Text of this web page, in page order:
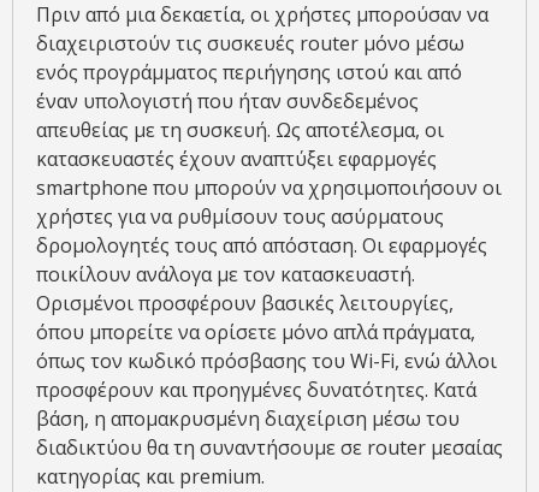
Πριν από μια δεκαετία, οι χρήστες μπορούσαν να
διαχειριστούν τις συσκευές router μόνο μέσω
ενός προγράμματος περιήγησης ιστού και από
έναν υπολογιστή που ήταν συνδεδεμένος
απευθείας με τη συσκευή. Ως αποτέλεσμα, οι
κατασκευαστές έχουν αναπτύξει εφαρμογές
smartphone που μπορούν να χρησιμοποιήσουν οι
χρήστες για να ρυθμίσουν τους ασύρματους
δρομολογητές τους από απόσταση. Οι εφαρμογές
ποικίλουν ανάλογα με τον κατασκευαστή.
Ορισμένοι προσφέρουν βασικές λειτουργίες,
όπου μπορείτε να ορίσετε μόνο απλά πράγματα,
όπως τον κωδικό πρόσβασης του Wi-Fi, ενώ άλλοι
προσφέρουν και προηγμένες δυνατότητες. Κατά
βάση, η απομακρυσμένη διαχείριση μέσω του
διαδικτύου θα τη συναντήσουμε σε router μεσαίας
κατηγορίας και premium.